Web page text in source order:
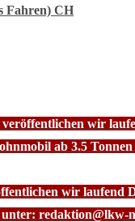
Fahren) CH
wir
ab 3.5
wir laufend